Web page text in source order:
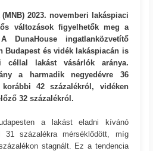
2023. novemberi lakáspiaci
változások figyelhetők meg a
DunaHouse ingatlanközvetítő
Budapest és vidék lakáspiacán is
céllal lakást vásárlók aránya.
a harmadik negyedévre 36
42 százalékról, vidéken
32 százalékról.
a lakást eladni kívánó
31 százalékra mérséklődött, míg
stagnált. Ez a tendencia